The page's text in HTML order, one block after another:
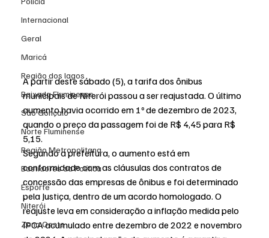
Internacional
Geral
Maricá
Região dos lagos
Baixada Fluminense
São Gonçalo
Norte Fluminense
Região Metropolitana
Bastidores da Política
Esporte
Niterói
Zona Oeste
A partir deste sábado (5), a tarifa dos ônibus
municipais de Niterói passou a ser reajustada. O último
aumento havia ocorrido em 1º de dezembro de 2023,
quando o preço da passagem foi de R$ 4,45 para R$
5,15.
Segundo a prefeitura, o aumento está em
conformidade com as cláusulas dos contratos de
concessão das empresas de ônibus e foi determinado
pela Justiça, dentro de um acordo homologado. O
reajuste leva em consideração a inflação medida pelo
IPCA acumulado entre dezembro de 2022 e novembro